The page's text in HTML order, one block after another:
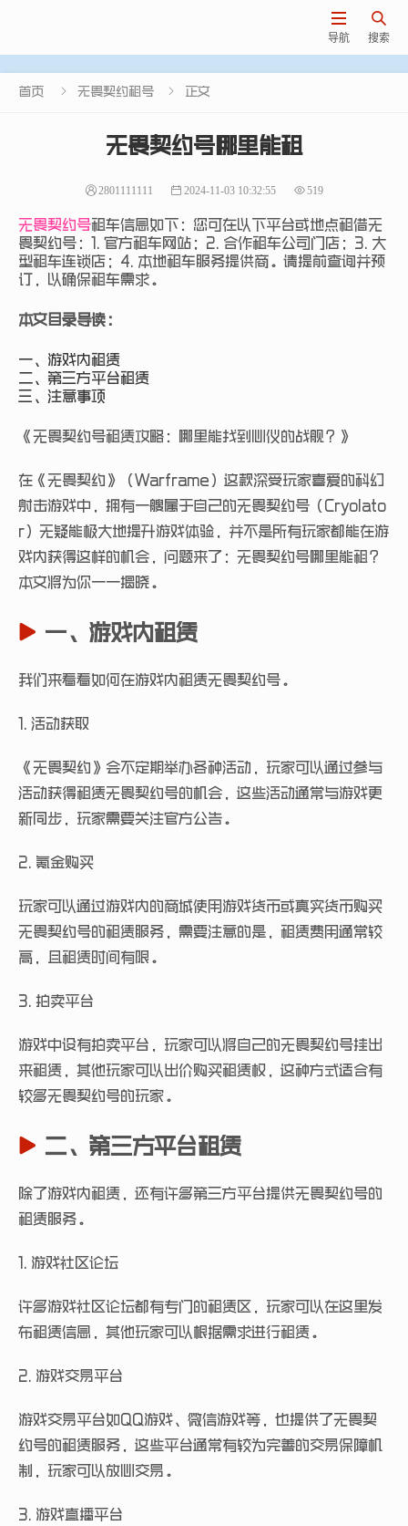

搜索

导航
首页  无畏契约租号  正文
无畏契约号哪里能租
2801111111 2024-11-03 10:32:55 519
无畏契约号租车信息如下：您可在以下平台或地点租借无
畏契约号：1. 官方租车网站；2. 合作租车公司门店；3. 大
型租车连锁店；4. 本地租车服务提供商。请提前查询并预
订，以确保租车需求。
本文目录导读：
一、游戏内租赁
二、第三方平台租赁
三、注意事项
《无畏契约号租赁攻略：哪里能找到心仪的战舰？》
在《无畏契约》（Warframe）这款深受玩家喜爱的科幻
射击游戏中，拥有一艘属于自己的无畏契约号（Cryolato
r）无疑能极大地提升游戏体验，并不是所有玩家都能在游
戏内获得这样的机会，问题来了：无畏契约号哪里能租？
本文将为你一一揭晓。
一、游戏内租赁
我们来看看如何在游戏内租赁无畏契约号。
1. 活动获取
《无畏契约》会不定期举办各种活动，玩家可以通过参与
活动获得租赁无畏契约号的机会，这些活动通常与游戏更
新同步，玩家需要关注官方公告。
2. 氪金购买
玩家可以通过游戏内的商城使用游戏货币或真实货币购买
无畏契约号的租赁服务，需要注意的是，租赁费用通常较
高，且租赁时间有限。
3. 拍卖平台
游戏中设有拍卖平台，玩家可以将自己的无畏契约号挂出
来租赁，其他玩家可以出价购买租赁权，这种方式适合有
较多无畏契约号的玩家。
二、第三方平台租赁
除了游戏内租赁，还有许多第三方平台提供无畏契约号的
租赁服务。
1. 游戏社区论坛
许多游戏社区论坛都有专门的租赁区，玩家可以在这里发
布租赁信息，其他玩家可以根据需求进行租赁。
2. 游戏交易平台
游戏交易平台如QQ游戏、微信游戏等，也提供了无畏契
约号的租赁服务，这些平台通常有较为完善的交易保障机
制，玩家可以放心交易。
3. 游戏直播平台